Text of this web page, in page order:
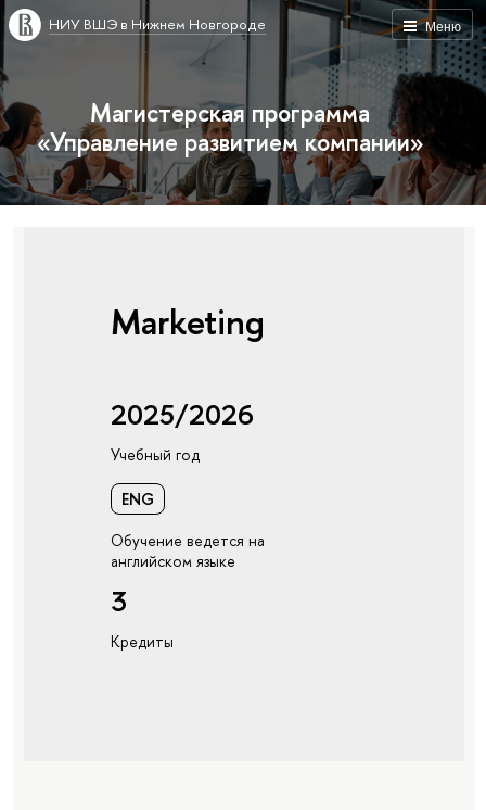
Меню
НИУ ВШЭ в Нижнем Новгороде
Магистерская программа
«Управление развитием компании»
Marketing
2025/2026
Учебный год
ENG
Обучение ведется на
английском языке
3
Кредиты